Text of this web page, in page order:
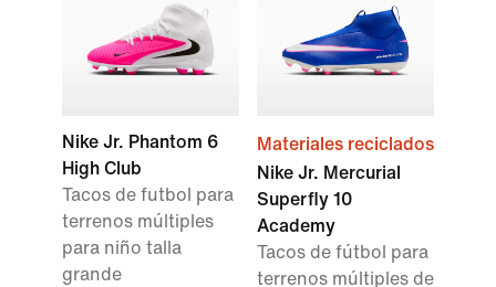
Nike Jr. Phantom 6
High Club
Tacos de futbol para
terrenos múltiples
para niño talla
grande
Materiales reciclados
Nike Jr. Mercurial
Superfly 10
Academy
Tacos de fútbol para
terrenos múltiples de